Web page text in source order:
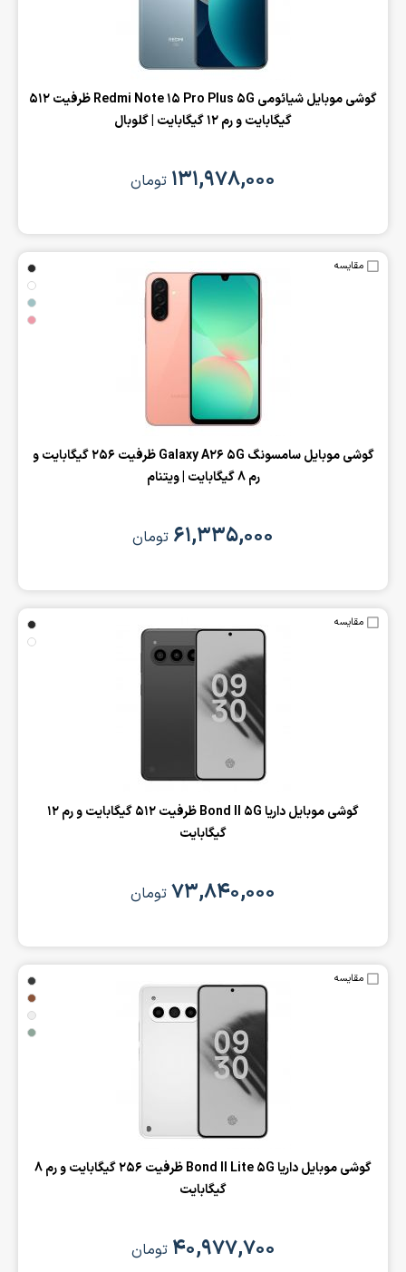
‌گوشی موبایل شیائومی Redmi Note 15 Pro Plus 5G ظرفیت 512
گیگابایت و رم 12 گیگابایت | گلوبال
۱۳۱,۹۷۸,۰۰۰ تومان
مقایسه
‌گوشی موبایل سامسونگ Galaxy A26 5G ظرفیت 256 گیگابایت و
رم 8 گیگابایت | ویتنام
۶۱,۳۳۵,۰۰۰ تومان
مقایسه
‌گوشی موبایل داریا Bond II 5G ظرفیت 512 گیگابایت و رم 12
گیگابایت
۷۳,۸۴۰,۰۰۰ تومان
مقایسه
‌گوشی موبایل داریا Bond II Lite 5G ظرفیت 256 گیگابایت و رم 8
گیگابایت
۴۰,۹۷۷,۷۰۰ تومان